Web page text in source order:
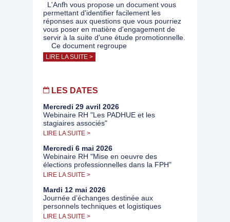
L'Anfh vous propose un document vous
permettant d'identifier facilement les
réponses aux questions que vous pourriez
vous poser en matière d'engagement de
servir à la suite d'une étude promotionnelle.
Ce document regroupe
LIRE LA SUITE >
LES DATES
Mercredi 29 avril 2026
Webinaire RH "Les PADHUE et les
stagiaires associés"
LIRE LA SUITE >
Mercredi 6 mai 2026
Webinaire RH "Mise en oeuvre des
élections professionnelles dans la FPH"
LIRE LA SUITE >
Mardi 12 mai 2026
Journée d’échanges destinée aux
personnels techniques et logistiques
LIRE LA SUITE >